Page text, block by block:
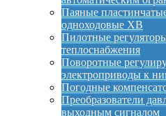
Паяные
одноходовые XB
Пилотные
теплоснабжения
Поворотные
электроприводы к
Погодные
Преобразователи
выходным сигналом